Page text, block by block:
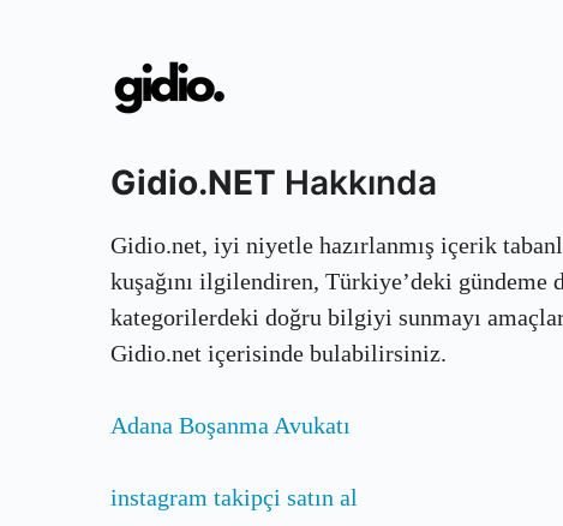
Gidio.NET Hakkında
Gidio.net, iyi niyetle hazırlanmış içerik
kuşağını ilgilendiren, Türkiye’deki gündeme
kategorilerdeki doğru bilgiyi sunmayı
Gidio.net içerisinde bulabilirsiniz.
Adana Boşanma Avukatı
instagram takipçi satın al